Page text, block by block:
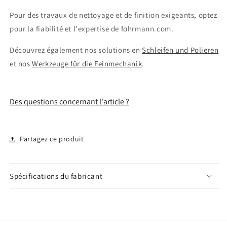
Pour des travaux de nettoyage et de finition exigeants, optez
pour la fiabilité et l'expertise de fohrmann.com.
Découvrez également nos solutions enSchleifen und Polieren
et nosWerkzeuge für die Feinmechanik.
Des questions concernant l'article ?
Partagez ce produit
Spécifications du fabricant